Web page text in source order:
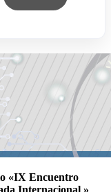
«IX Encuentro
Internacional »